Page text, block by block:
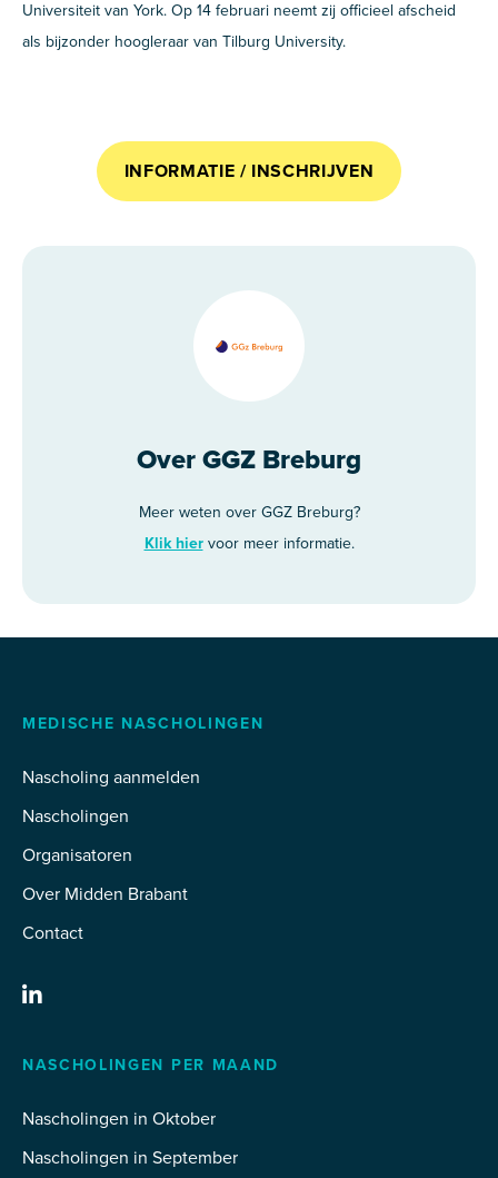
Universiteit van York. Op 14 februari neemt zij officieel afscheid
als bijzonder hoogleraar van Tilburg University.
INFORMATIE / INSCHRIJVEN
Over GGZ Breburg
Meer weten over GGZ Breburg?
Klik hiervoor meer informatie.
MEDISCHE NASCHOLINGEN
Nascholing aanmelden
Nascholingen
Organisatoren
Over Midden Brabant
Contact
NASCHOLINGEN PER MAAND
Nascholingen in Oktober
Nascholingen in September